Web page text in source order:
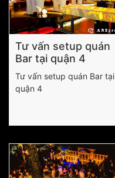
Tư vấn setup quán
Bar tại quận 4
Tư vấn setup quán Bar tại
quận 4